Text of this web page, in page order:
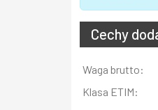
Cechy
Informacja
Wartość
Waga brutto:
Klasa ETIM: